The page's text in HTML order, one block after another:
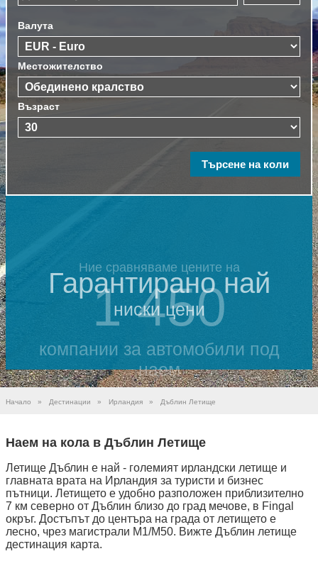
Валута
Местожителство
Възраст
Ние сравняваме цените на
1 450
компании за автомобили под
наем
Гарантирано най
ниски цени
Начало » Дестинации » Ирландия » Дъблин Летище
Наем на кола в Дъблин Летище
Летище Дъблин е най - големият ирландски летище и
главната врата на Ирландия за туристи и бизнес
пътници. Летището е удобно разположен приблизително
7 км северно от Дъблин близо до град мечове, в Fingal
окръг. Достъпът до центъра на града от летището е
лесно, чрез магистрали M1/M50. Вижте Дъблин летище
дестинация карта.